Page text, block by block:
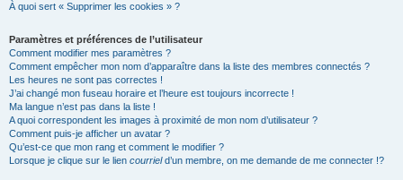
À quoi sert « Supprimer les cookies » ?
Paramètres et préférences de l’utilisateur
Comment modifier mes paramètres ?
Comment empêcher mon nom d’apparaître dans la liste des membres connectés ?
Les heures ne sont pas correctes !
J’ai changé mon fuseau horaire et l’heure est toujours incorrecte !
Ma langue n’est pas dans la liste !
A quoi correspondent les images à proximité de mon nom d’utilisateur ?
Comment puis-je afficher un avatar ?
Qu’est-ce que mon rang et comment le modifier ?
Lorsque je clique sur le lien courrield’un membre, on me demande de me connecter !?